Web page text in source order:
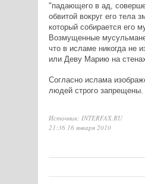
"падающего в ад,
обвитой вокруг его тела
который собирается его
Возмущенные
что в исламе никогда не
или Деву Марию на
Согласно ислама
людей строго запрещены.
Источник: INTERFAX.RU
21:36 16 января 2010